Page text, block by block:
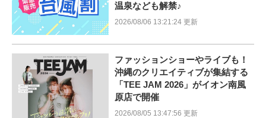
温泉なども解禁♪
2026/08/06 13:21:24 更新
ファッションショーやライブも！
沖縄のクリエイティブが集結する
「TEE JAM 2026」がイオン南風
原店で開催
2026/08/05 13:47:56 更新